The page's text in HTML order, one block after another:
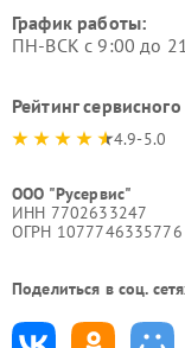
График работы:
ПН-ВСК с 9:00 до
Рейтинг
4.9-5.0
ООО "Русервис"
ИНН 7702633247
ОГРН 1077746335776
Поделиться в соц.